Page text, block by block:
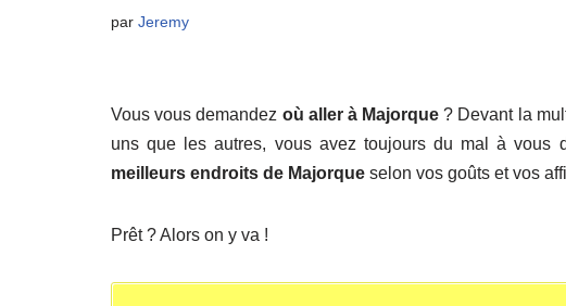
par Jeremy
Vous vous demandez où aller à Majorque ? Devant la
uns que les autres, vous avez toujours du mal à
meilleurs endroits de Majorque selon vos goûts et vos
Prêt ? Alors on y va !